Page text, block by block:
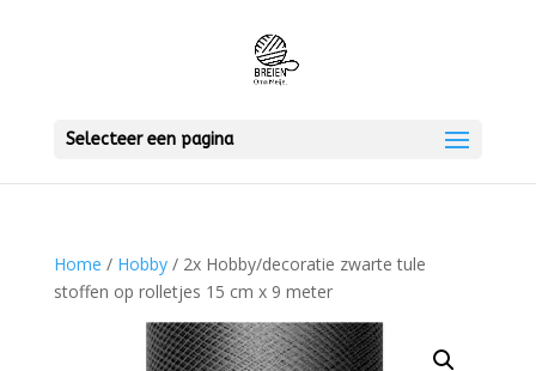
Selecteer een pagina
Home / Hobby/ 2x Hobby/decoratie zwarte tule
stoffen op rolletjes 15 cm x 9 meter